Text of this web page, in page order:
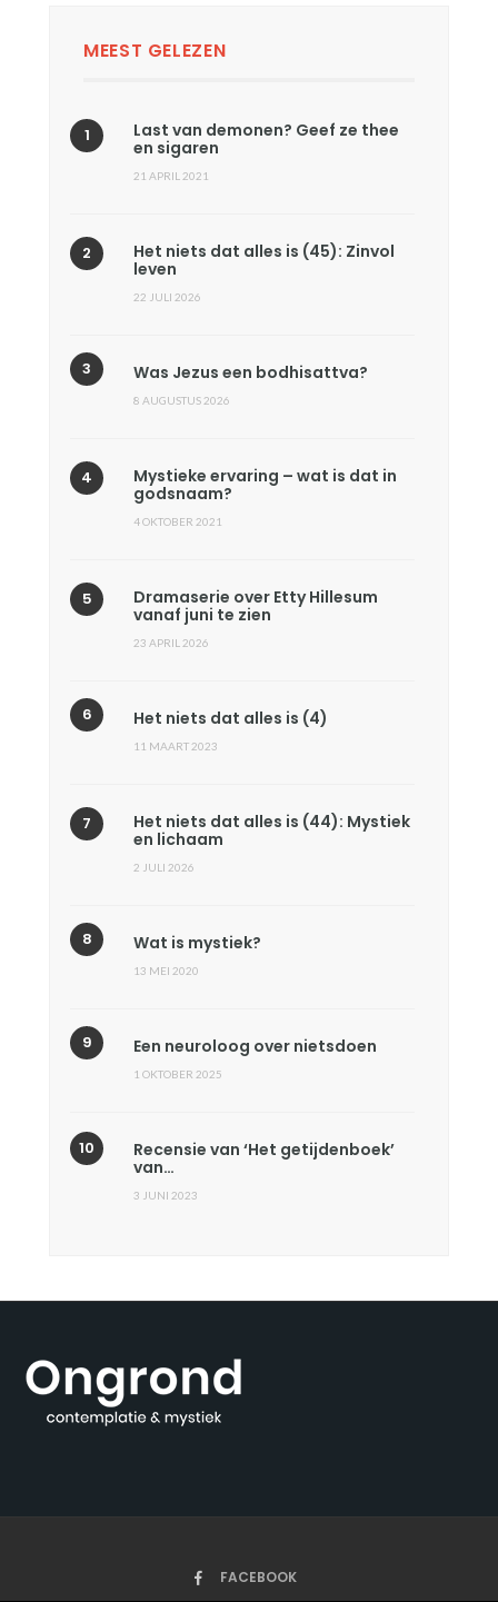
MEEST GELEZEN
Last van demonen? Geef ze thee
en sigaren
21 APRIL 2021
Het niets dat alles is (45): Zinvol
leven
22 JULI 2026
Was Jezus een bodhisattva?
8 AUGUSTUS 2026
Mystieke ervaring – wat is dat in
godsnaam?
4 OKTOBER 2021
Dramaserie over Etty Hillesum
vanaf juni te zien
23 APRIL 2026
Het niets dat alles is (4)
11 MAART 2023
Het niets dat alles is (44): Mystiek
en lichaam
2 JULI 2026
Wat is mystiek?
13 MEI 2020
Een neuroloog over nietsdoen
1 OKTOBER 2025
Recensie van ‘Het getijdenboek’
van…
3 JUNI 2023
FACEBOOK